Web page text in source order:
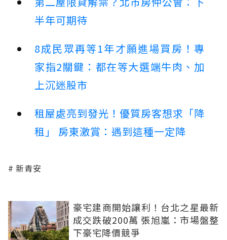
半年可期待
8成民眾再等1年才願進場買房！專
家指2關鍵：都在等大選端牛肉、加
上沉迷股市
租屋處亮到發光！優質房客想求「降
租」 房東激賞：遇到這種一定降
新青安
豪宅建商開始讓利！台北之星最新
成交跌破200萬 張旭嵐：市場盤整
下豪宅降價競爭